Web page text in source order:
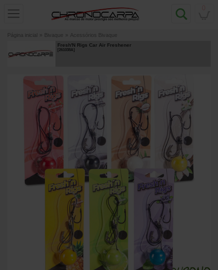
Página inicial » Bivaque » Acessórios Bivaque
Fresh'N Rigs Car Air Freshener
[261038A]